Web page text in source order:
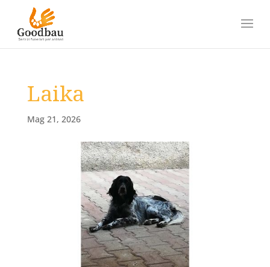
Laika
Mag 21, 2026